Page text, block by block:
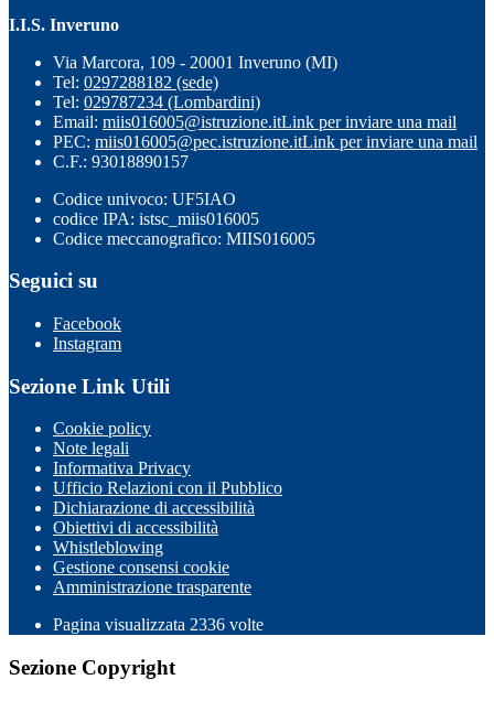
I.I.S. Inveruno
Via Marcora, 109 - 20001 Inveruno (MI)
Tel: 0297288182 (sede)
Tel: 029787234 (Lombardini)
Email: miis016005@istruzione.itLink per inviare una mail
PEC: miis016005@pec.istruzione.itLink per inviare una mail
C.F.: 93018890157
Codice univoco: UF5IAO
codice IPA: istsc_miis016005
Codice meccanografico: MIIS016005
Seguici su
Facebook
Instagram
Sezione Link Utili
Cookie policy
Note legali
Informativa Privacy
Ufficio Relazioni con il Pubblico
Dichiarazione di accessibilità
Obiettivi di accessibilità
Whistleblowing
Gestione consensi cookie
Amministrazione trasparente
Pagina visualizzata 2336 volte
Sezione Copyright